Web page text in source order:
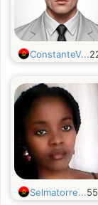
ConstanteV...
Selmatorre...55